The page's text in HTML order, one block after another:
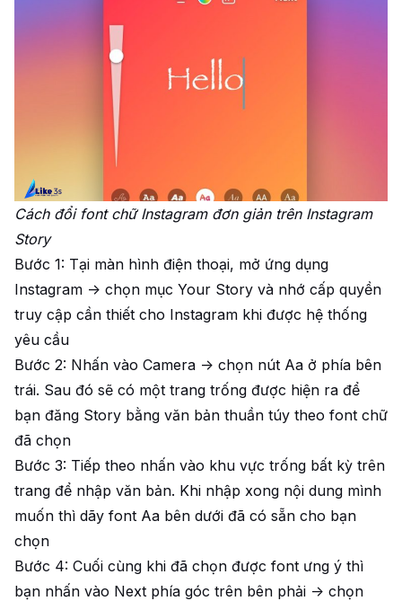
Cách đổi font chữ Instagram đơn giản trên Instagram
Story
Bước 1: Tại màn hình điện thoại, mở ứng dụng
Instagram -> chọn mục Your Story và nhớ cấp quyền
truy cập cần thiết cho Instagram khi được hệ thống
yêu cầu
Bước 2: Nhấn vào Camera -> chọn nút Aa ở phía bên
trái. Sau đó sẽ có một trang trống được hiện ra để
bạn đăng Story bằng văn bản thuần túy theo font chữ
đã chọn
Bước 3: Tiếp theo nhấn vào khu vực trống bất kỳ trên
trang để nhập văn bản. Khi nhập xong nội dung mình
muốn thì dãy font Aa bên dưới đã có sẵn cho bạn
chọn
Bước 4: Cuối cùng khi đã chọn được font ưng ý thì
bạn nhấn vào Next phía góc trên bên phải -> chọn